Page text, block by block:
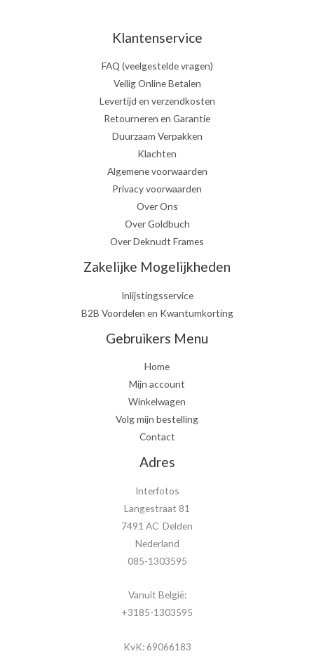
Klantenservice
FAQ (veelgestelde vragen)
Veilig Online Betalen
Levertijd en verzendkosten
Retourneren en Garantie
Duurzaam Verpakken
Klachten
Algemene voorwaarden
Privacy voorwaarden
Over Ons
Over Goldbuch
Over Deknudt Frames
Zakelijke Mogelijkheden
Inlijstingsservice
B2B Voordelen en Kwantumkorting
Gebruikers Menu
Home
Mijn account
Winkelwagen
Volg mijn bestelling
Contact
Adres
Interfotos
Langestraat 81
7491 AC Delden
Nederland
085-1303595
Vanuit België:
+3185-1303595
KvK: 69066183